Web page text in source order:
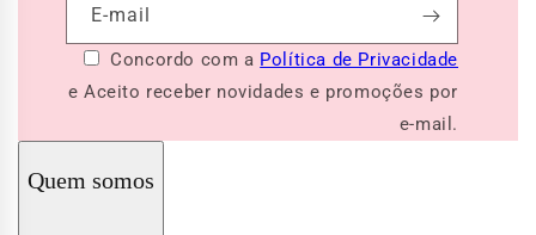
E-mail
Concordo com a Política de Privacidade
e Aceito receber novidades e promoções por
e-mail.
Quem somos